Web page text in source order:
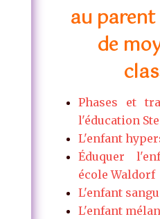
au
de
Phases et
l'éducation
L'enfant
Éduquer
école Waldorf
L'enfant
L'enfant